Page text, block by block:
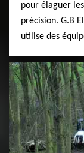
pour élaguer
précision. G.B
utilise des